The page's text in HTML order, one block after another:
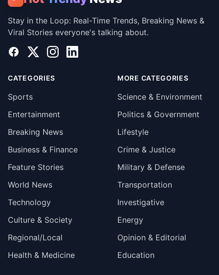
Stay in the Loop: Real-Time Trends, Breaking News &
Viral Stories everyone's talking about.
Facebook
X InstagramLinkedIn
CATEGORIES
Sports
Entertainment
Breaking News
Business & Finance
Feature Stories
World News
Technology
Culture & Society
Regional/Local
Health & Medicine
MORE CATEGORIES
Science & Environment
Politics & Government
Lifestyle
Crime & Justice
Military & Defense
Transportation
Investigative
Energy
Opinion & Editorial
Education